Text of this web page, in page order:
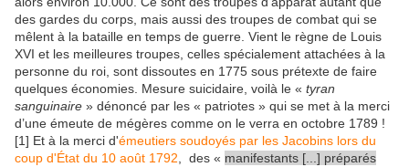
des gardes du corps, mais aussi des troupes de combat qui se
mêlent à la bataille en temps de guerre. Vient le règne de Louis
XVI et les meilleures troupes, celles spécialement attachées à la
personne du roi, sont dissoutes en 1775 sous prétexte de faire
quelques économies. Mesure suicidaire, voilà le « tyran
sanguinaire » dénoncé par les « patriotes » qui se met à la merci
d’une émeute de mégères comme on le verra en octobre 1789 !
[1] Et à la merci d'émeutiers soudoyés par les Jacobins lors du
coup d'État du 10 août 1792 , des « manifestants [...] préparés